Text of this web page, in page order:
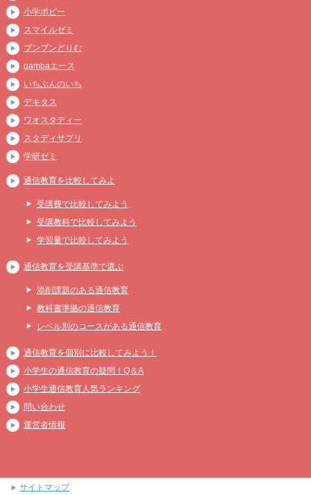
小学ポピー
スマイルゼミ
ブンブンどりむ
gambaエース
いちぶんのいち
デキタス
ワオスタディー
スタディサプリ
学研ゼミ
通信教育を比較してみよ
受講費で比較してみよう
受講教科で比較してみよう
学習量で比較してみよう
通信教育を受講基準で選ぶ
添削課題のある通信教育
教科書準拠の通信教育
レベル別のコースがある通信教育
通信教育を個別に比較してみよう！
小学生の通信教育の疑問！Q＆A
小学生通信教育人気ランキング
問い合わせ
運営者情報
サイトマップ